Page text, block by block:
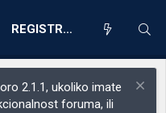
REGISTRACIJA
2.1.1, ukoliko imate
foruma, ili